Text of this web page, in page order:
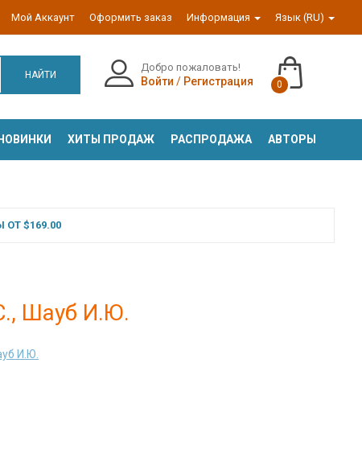
Мой Аккаунт Оформить заказ Информация Язык (RU)
НАЙТИ
Добро пожаловать!
Войти / Регистрация 0
НОВИНКИ ХИТЫ ПРОДАЖ РАСПРОДАЖА АВТОРЫ
$169.00
Шауб И.Ю.
И.Ю.